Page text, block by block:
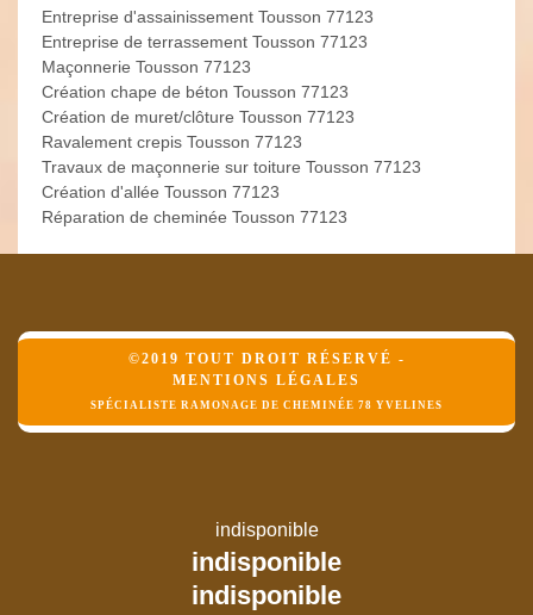
Entreprise d'assainissement Tousson 77123
Entreprise de terrassement Tousson 77123
Maçonnerie Tousson 77123
Création chape de béton Tousson 77123
Création de muret/clôture Tousson 77123
Ravalement crepis Tousson 77123
Travaux de maçonnerie sur toiture Tousson 77123
Création d'allée Tousson 77123
Réparation de cheminée Tousson 77123
©2019 TOUT DROIT RÉSERVÉ -
MENTIONS LÉGALES
SPÉCIALISTE RAMONAGE DE CHEMINÉE 78 YVELINES
indisponible
indisponible
indisponible